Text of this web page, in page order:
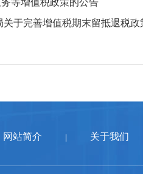
等增值税政策的公告
关于完善增值税期末留抵退税政
网站简介 关于我们